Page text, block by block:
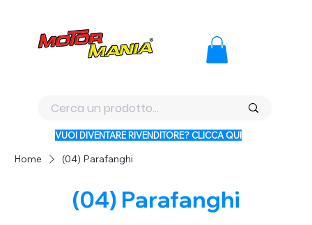
VUOI DIVENTARE RIVENDITORE? CLICCA QUI
Home (04) Parafanghi
(04) Parafanghi